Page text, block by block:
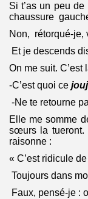
Si t’as un peu
chaussure
Non, rétorqué-je,
Et je descends
On me suit.
-C’est quoi ce
-Ne te retourne
Elle me somme
sœurs la tueront.
raisonne :
« C’est ridicule
Toujours dans
Faux, pensé-je :